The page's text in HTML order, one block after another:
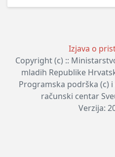
Izjava o
Copyright (c) ::
mladih Republike
Programska podrška (c)
računski centar
Verzija: